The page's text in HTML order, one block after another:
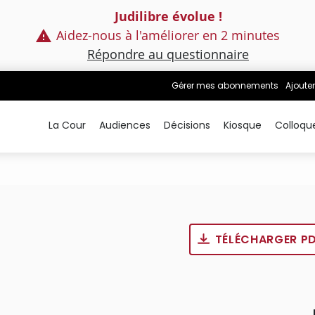
Judilibre évolue !
Aidez-nous à l'améliorer en 2 minutes
Répondre au questionnaire
Gérer mes abonnements
La Cour Audiences Décisions Kiosque
TÉLÉCHARGER